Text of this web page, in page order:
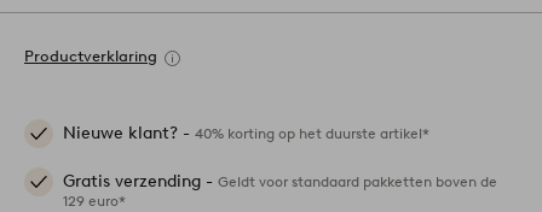
Productverklaring
Nieuwe klant? - 40% korting op het duurste artikel*
Gratis verzending - Geldt voor standaard pakketten boven de
129 euro*